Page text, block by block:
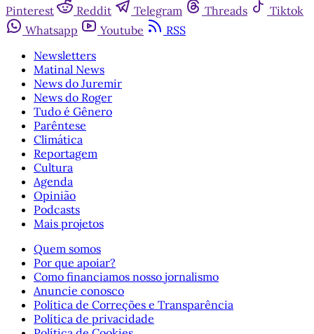
Pinterest
Reddit Telegram Threads
Tiktok
Whatsapp
Youtube
RSS
Newsletters
Matinal News
News do Juremir
News do Roger
Tudo é Gênero
Parêntese
Climática
Reportagem
Cultura
Agenda
Opinião
Podcasts
Mais projetos
Quem somos
Por que apoiar?
Como financiamos nosso jornalismo
Anuncie conosco
Política de Correções e Transparência
Política de privacidade